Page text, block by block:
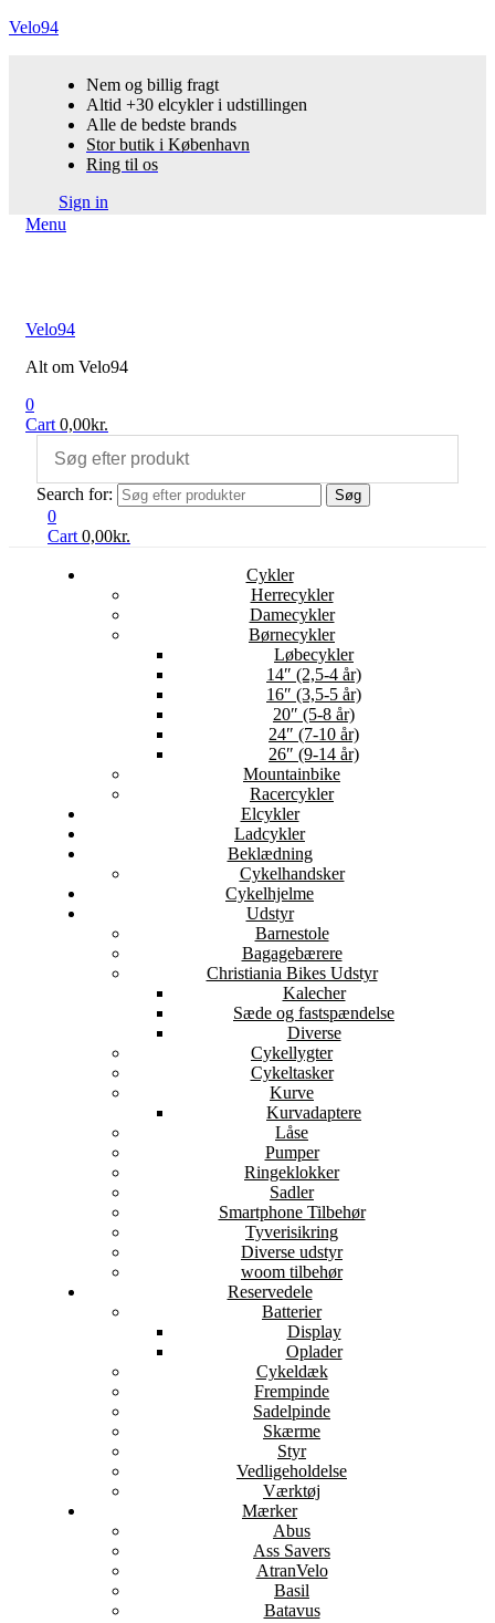
Velo94
Nem og billig fragt
Altid +30 elcykler i udstillingen
Alle de bedste brands
Stor butik i København
Ring til os
Sign in
Menu
Velo94
Alt om Velo94
0
Cart 0,00kr.
Search for: Søg
0
Cart 0,00kr.
Cykler
Herrecykler
Damecykler
Børnecykler
Løbecykler
14″ (2,5-4 år)
16″ (3,5-5 år)
20″ (5-8 år)
24″ (7-10 år)
26″ (9-14 år)
Mountainbike
Racercykler
Elcykler
Ladcykler
Beklædning
Cykelhandsker
Cykelhjelme
Udstyr
Barnestole
Bagagebærere
Christiania Bikes Udstyr
Kalecher
Sæde og fastspændelse
Diverse
Cykellygter
Cykeltasker
Kurve
Kurvadaptere
Låse
Pumper
Ringeklokker
Sadler
Smartphone Tilbehør
Tyverisikring
Diverse udstyr
woom tilbehør
Reservedele
Batterier
Display
Oplader
Cykeldæk
Frempinde
Sadelpinde
Skærme
Styr
Vedligeholdelse
Værktøj
Mærker
Abus
Ass Savers
AtranVelo
Basil
Batavus